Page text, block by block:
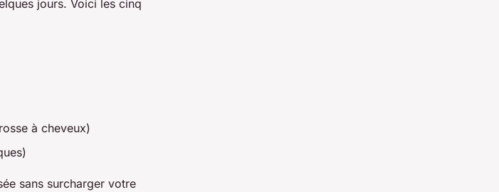
jours. Voici les cinq
à cheveux)
sans surcharger votre